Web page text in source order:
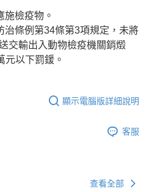
施檢疫物。
治條例第34條第3項規定，未將
交輸出入動物檢疫機關銷燬
元以下罰鍰。
顯示電腦版詳細說明
客服
查看全部